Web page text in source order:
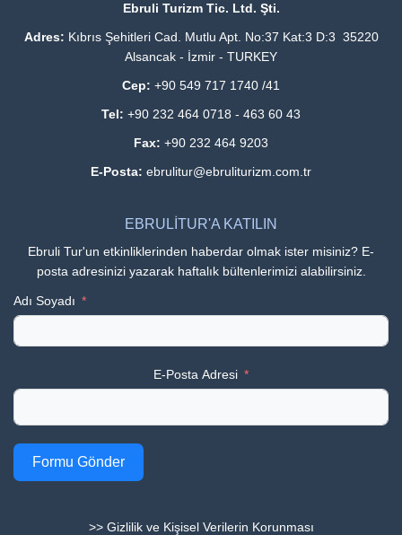
Ebruli Turizm Tic. Ltd. Şti.
Adres: Kıbrıs Şehitleri Cad. Mutlu Apt. No:37 Kat:3 D:3 35220
Alsancak - İzmir - TURKEY
Cep: +90 549 717 1740 /41
Tel: +90 232 464 0718 - 463 60 43
Fax: +90 232 464 9203
E-Posta: ebrulitur@ebruliturizm.com.tr
EBRULİTUR'A KATILIN
Ebruli Tur'un etkinliklerinden haberdar olmak ister misiniz? E-
posta adresinizi yazarak haftalık bültenlerimizi alabilirsiniz.
Adı Soyadı
E-Posta Adresi
Formu Gönder
>> Gizlilik ve Kişisel Verilerin Korunması